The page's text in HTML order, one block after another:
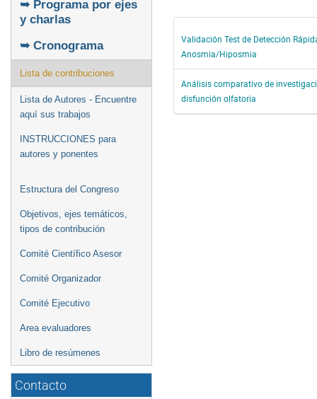
➥ Programa por ejes
y charlas
➥ Cronograma
Lista de contribuciones
Lista de Autores - Encuentre
aquí sus trabajos
INSTRUCCIONES para
autores y ponentes
Estructura del Congreso
Objetivos, ejes temáticos,
tipos de contribución
Comité Científico Asesor
Comité Organizador
Comité Ejecutivo
Area evaluadores
Libro de resúmenes
Contacto
Validación Test de Detección
Anosmia/Hiposmia
Análisis comparativo de
disfunción olfatoria